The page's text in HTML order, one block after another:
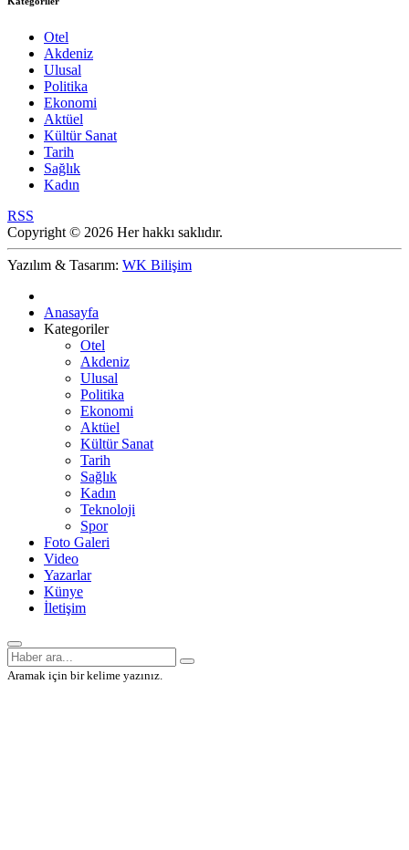
Otel
Akdeniz
Ulusal
Politika
Ekonomi
Aktüel
Kültür Sanat
Tarih
Sağlık
Kadın
RSS
Copyright © 2026 Her hakkı saklıdır.
Yazılım & Tasarım: WK Bilişim
Anasayfa
Kategoriler
Otel
Akdeniz
Ulusal
Politika
Ekonomi
Aktüel
Kültür Sanat
Tarih
Sağlık
Kadın
Teknoloji
Spor
Foto Galeri
Video
Yazarlar
Künye
İletişim
Aramak için bir kelime yazınız.